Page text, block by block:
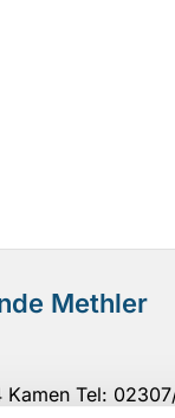
Methler
Kamen Tel: